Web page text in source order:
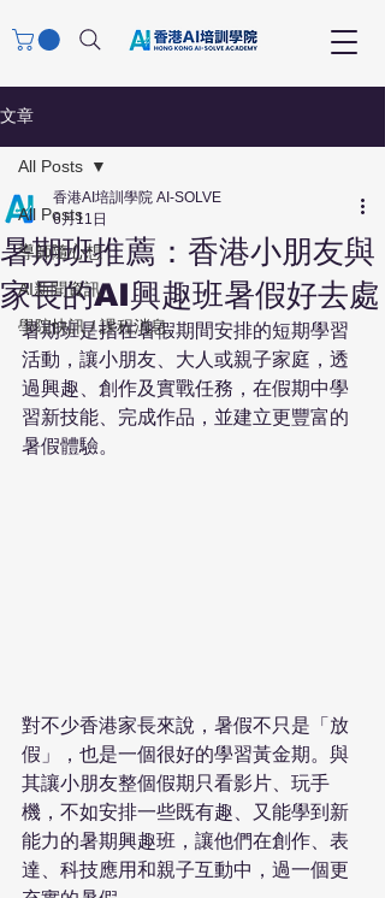
文章
All Posts
導師隨心想
AI新聞資訊
學院快訊 / 課程消息
All Posts
暑期班推薦：香港小朋友與
家長的AI興趣班暑假好去處
香港AI培訓學院 AI-SOLVE
6月11日
暑期班是指在暑假期間安排的短期學習
活動，讓小朋友、大人或親子家庭，透
過興趣、創作及實戰任務，在假期中學
習新技能、完成作品，並建立更豐富的
暑假體驗。
對不少香港家長來說，暑假不只是「放
假」，也是一個很好的學習黃金期。與
其讓小朋友整個假期只看影片、玩手
機，不如安排一些既有趣、又能學到新
能力的暑期興趣班，讓他們在創作、表
達、科技應用和親子互動中，過一個更